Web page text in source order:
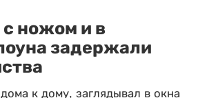
ножом и в
задержали
к дому, заглядывал в окна